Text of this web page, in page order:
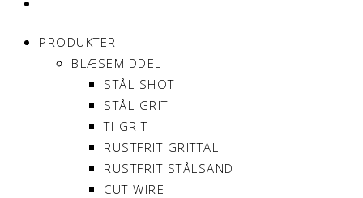
PRODUKTER
BLÆSEMIDDEL
STÅL SHOT
STÅL GRIT
TI GRIT
RUSTFRIT GRITTAL
RUSTFRIT STÅLSAND
CUT WIRE